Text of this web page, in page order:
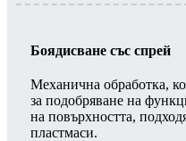
Боядисване със спрей
Механична обработка,
за подобряване на
на повърхността,
пластмаси.